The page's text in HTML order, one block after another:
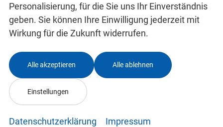
Infotainment & Kommunikation
Skoda 8,2"-Infotainmentsystem Digitaler Radioempfang DAB+,
Bluetooth-Freisprecheinrichtung
2 USB-Anschlüsse vorn
Lautsprecherzahl: 8
Wireless SmartLink (Apple CarPlay, Android Auto)
2 x USB-Anschlüsse an Rückseite der vorderen Mittelarmlehne
Personalisierung, für die Sie uns Ihr Einverständnis
geben. Sie können Ihre Einwilligung jederzeit mit
Wirkung für die Zukunft widerrufen.
Alle akzeptieren Alle ablehnen
Einstellungen
Datenschutzerklärung Impressum